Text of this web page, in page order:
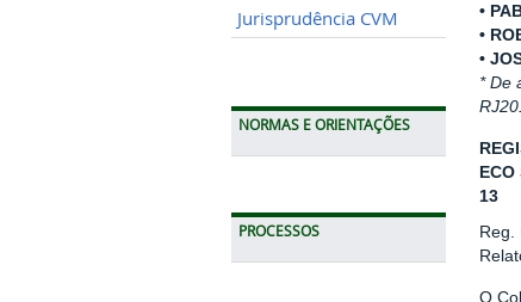
Jurisprudência CVM
NORMAS E ORIENTAÇÕES
PROCESSOS
•
•
•
* De
ECO
13
Reg.
O